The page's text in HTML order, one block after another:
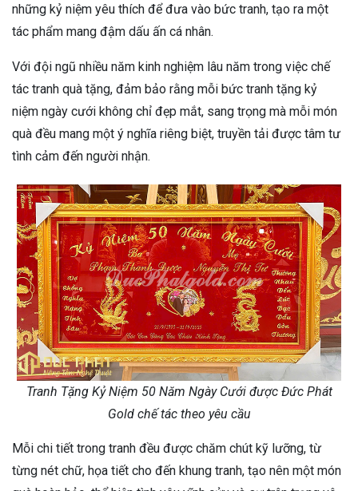
những kỷ niệm yêu thích để đưa vào bức tranh, tạo ra một
tác phẩm mang đậm dấu ấn cá nhân.
Với đội ngũ nhiều năm kinh nghiệm lâu năm trong việc chế
tác tranh quà tặng, đảm bảo rằng mỗi bức tranh tặng kỷ
niệm ngày cưới không chỉ đẹp mắt, sang trọng mà mỗi món
quà đều mang một ý nghĩa riêng biệt, truyền tải được tâm tư
tình cảm đến người nhận.
Tranh Tặng Kỷ Niệm 50 Năm Ngày Cưới được Đức Phát
Gold chế tác theo yêu cầu
Mỗi chi tiết trong tranh đều được chăm chút kỹ lưỡng, từ
từng nét chữ, họa tiết cho đến khung tranh, tạo nên một món